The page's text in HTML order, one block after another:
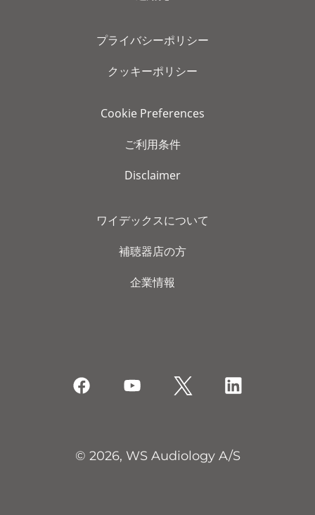
プライバシーポリシー
クッキーポリシー
Cookie Preferences
ご利用条件
Disclaimer
ワイデックスについて
補聴器店の方
企業情報
© 2026, WS Audiology A/S